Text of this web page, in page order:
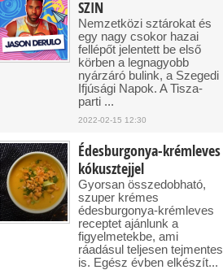
SZIN
Nemzetközi sztárokat és
egy nagy csokor hazai
fellépőt jelentett be első
körben a legnagyobb
nyárzáró bulink, a Szegedi
Ifjúsági Napok. A Tisza-
parti ...
2022-02-15 12:30
Édesburgonya-krémleves
kókusztejjel
Gyorsan összedobható,
szuper krémes
édesburgonya-krémleves
receptet ajánlunk a
figyelmetekbe, ami
ráadásul teljesen tejmentes
is. Egész évben elkészít...